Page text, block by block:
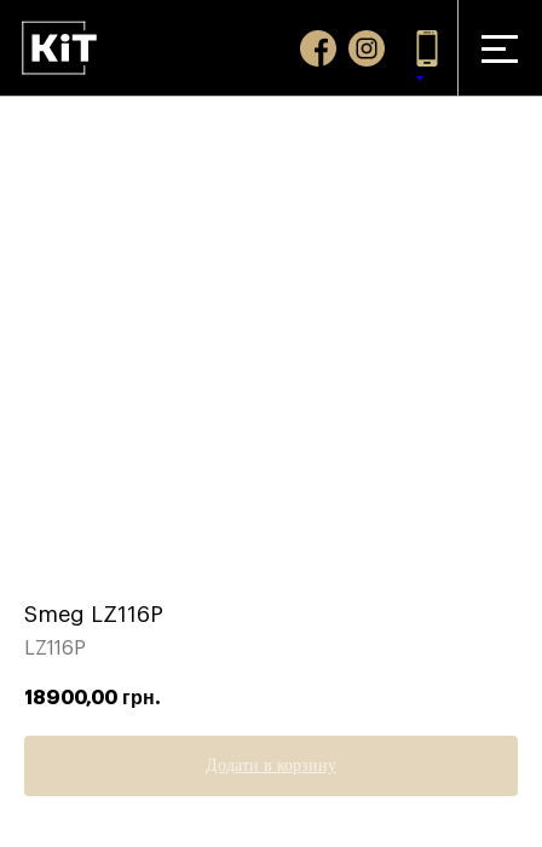
Smeg LZ116P
LZ116P
18900,00 грн.
Додати в корзину